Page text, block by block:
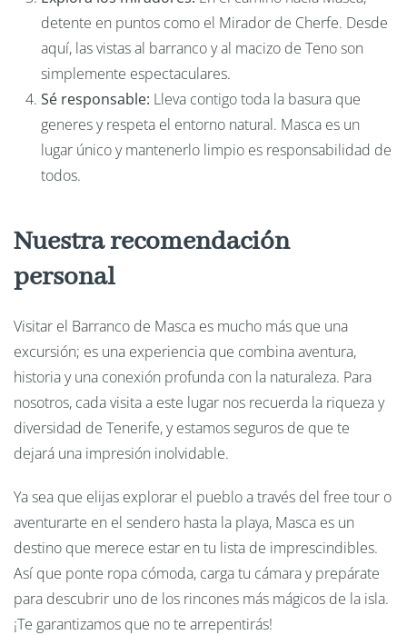
detente en puntos como el Mirador de Cherfe. Desde
aquí, las vistas al barranco y al macizo de Teno son
simplemente espectaculares.
Sé responsable: Lleva contigo toda la basura que
generes y respeta el entorno natural. Masca es un
lugar único y mantenerlo limpio es responsabilidad de
todos.
Nuestra recomendación
personal
Visitar el Barranco de Masca es mucho más que una
excursión; es una experiencia que combina aventura,
historia y una conexión profunda con la naturaleza. Para
nosotros, cada visita a este lugar nos recuerda la riqueza y
diversidad de Tenerife, y estamos seguros de que te
dejará una impresión inolvidable.
Ya sea que elijas explorar el pueblo a través del free tour o
aventurarte en el sendero hasta la playa, Masca es un
destino que merece estar en tu lista de imprescindibles.
Así que ponte ropa cómoda, carga tu cámara y prepárate
para descubrir uno de los rincones más mágicos de la isla.
¡Te garantizamos que no te arrepentirás!